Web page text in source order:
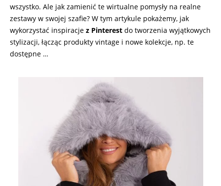
wszystko. Ale jak zamienić te wirtualne pomysły na realne
zestawy w swojej szafie? W tym artykule pokażemy, jak
wykorzystać inspiracje z Pinterest do tworzenia wyjątkowych
stylizacji, łącząc produkty vintage i nowe kolekcje, np. te
dostępne …